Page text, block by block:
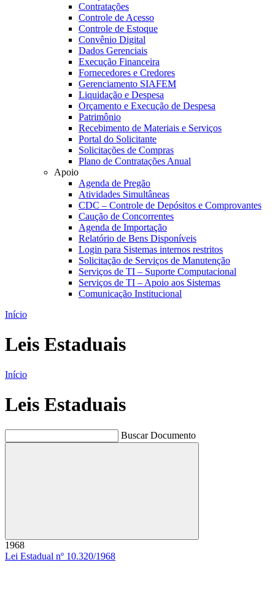
Contratações
Controle de Acesso
Controle de Estoque
Convênio Digital
Dados Gerenciais
Execução Financeira
Fornecedores e Credores
Gerenciamento SIAFEM
Liquidação e Despesa
Orçamento e Execução de Despesa
Patrimônio
Recebimento de Materiais e Serviços
Portal do Solicitante
Solicitações de Compras
Plano de Contratações Anual
Apoio
Agenda de Pregão
Atividades Simultâneas
CDC – Controle de Depósitos e Comprovantes
Caução de Concorrentes
Agenda de Importação
Relatório de Bens Disponíveis
Login para Sistemas internos restritos
Solicitação de Serviços de Manutenção
Serviços de TI – Suporte Computacional
Serviços de TI – Apoio aos Sistemas
Comunicação Institucional
Início
Leis Estaduais
Início
Leis Estaduais
Buscar Documento
Buscar
1968
Lei Estadual nº 10.320/1968